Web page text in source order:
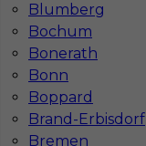
Blumberg
Bochum
Bonerath
Bonn
Boppard
Brand-Erbisdorf
Bremen
Telefon:793-577-977
Dane firmy
In-Serv Team Sp. z o.o.